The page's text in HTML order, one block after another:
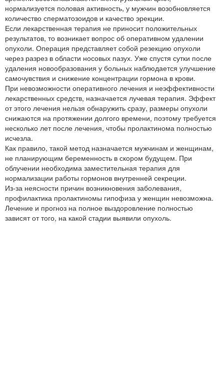
нормализуется половая активность, у мужчин возобновляется
количество сперматозоидов и качество эрекции.
Если лекарственная терапия не приносит положительных
результатов, то возникает вопрос об оперативном удалении
опухоли. Операция представляет собой резекцию опухоли
через разрез в области носовых пазух. Уже спустя сутки после
удаления новообразования у больных наблюдается улучшение
самочувствия и снижение концентрации гормона в крови.
При невозможности оперативного лечения и неэффективности
лекарственных средств, назначается лучевая терапия. Эффект
от этого лечения нельзя обнаружить сразу, размеры опухоли
снижаются на протяжении долгого времени, поэтому требуется
несколько лет после лечения, чтобы пролактинома полностью
исчезла.
Как правило, такой метод назначается мужчинам и женщинам,
не планирующим беременность в скором будущем. При
облучении необходима заместительная терапия для
нормализации работы гормонов внутренней секреции.
Из-за неясности причин возникновения заболевания,
профилактика пролактиномы гипофиза у женщин невозможна.
Лечение и прогноз на полное выздоровление полностью
зависят от того, на какой стадии выявили опухоль.